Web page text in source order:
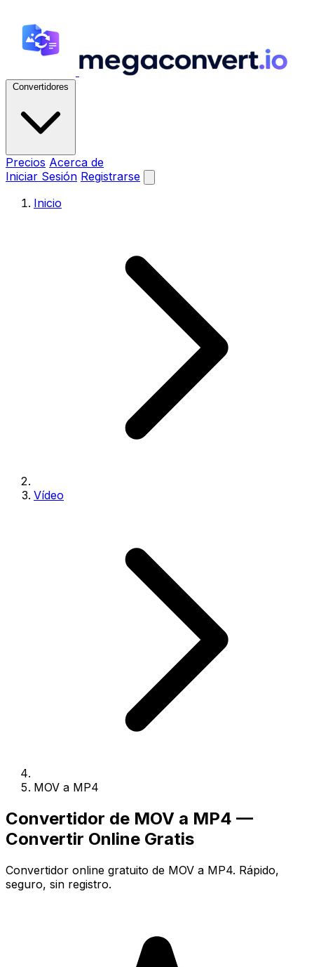
Convertidores
Precios Acerca de
Iniciar Sesión Registrarse
Inicio
Vídeo
MOV a MP4
Convertidor de MOV a MP4 —
Convertir Online Gratis
Convertidor online gratuito de MOV a MP4. Rápido,
seguro, sin registro.